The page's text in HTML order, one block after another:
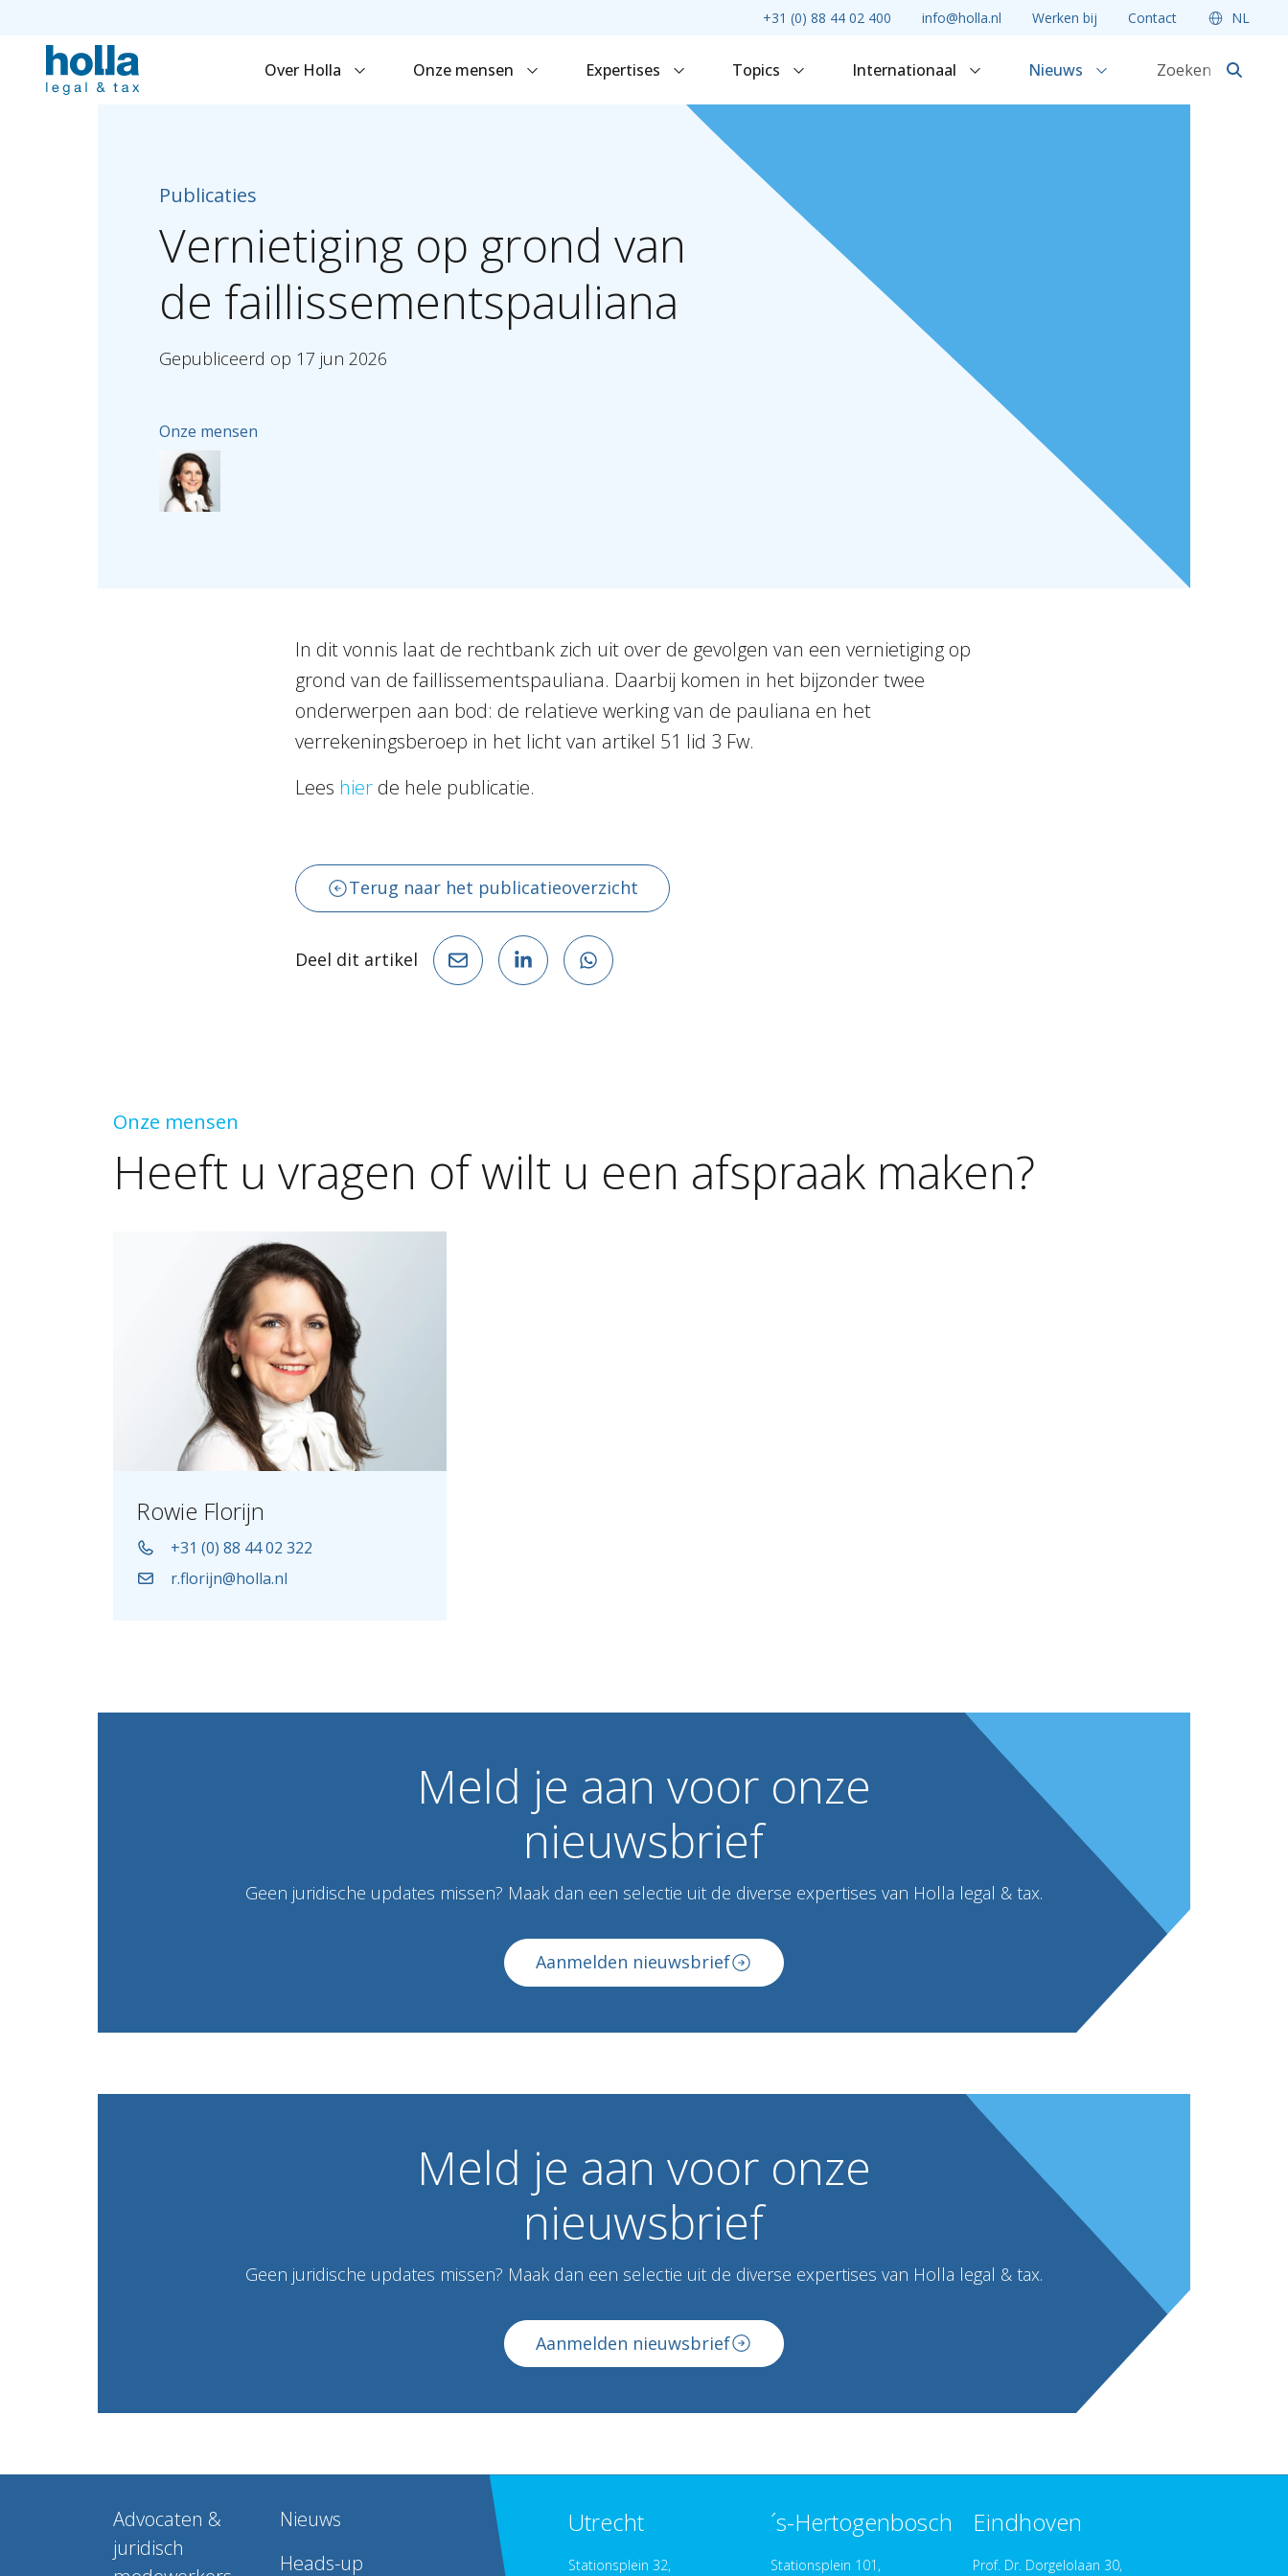
+31 (0) 88 44 02 400 info@holla.nl Werken bij Contact NL
Over Holla Onze mensen Expertises Topics Internationaal Nieuws
Publicaties
Vernietiging op grond van
de faillissementspauliana
Gepubliceerd op 17 jun 2026
Onze mensen
In dit vonnis laat de rechtbank zich uit over de gevolgen van een vernietiging op
grond van de faillissementspauliana. Daarbij komen in het bijzonder twee
onderwerpen aan bod: de relatieve werking van de pauliana en het
verrekeningsberoep in het licht van artikel 51 lid 3 Fw.
Lees hier de hele publicatie.
Terug naar het publicatieoverzicht
Deel dit artikel
Onze mensen
Heeft u vragen ofwilt u een afspraak maken?
Rowie Florijn
+31 (0) 88 44 02 322
r.florijn@holla.nl
Meld je aan voor onze
nieuwsbrief
Geen juridische updates missen? Maak dan een selectie uit de diverse expertises van Holla legal & tax.
Aanmelden nieuwsbrief
Meld je aan voor onze
nieuwsbrief
Geen juridische updates missen? Maak dan een selectie uit de diverse expertises van Holla legal & tax.
Aanmelden nieuwsbrief
Advocaten &
juridisch
Nieuws
Heads-up
Utrecht
Stationsplein 32,
´s-Hertogenbosch
Stationsplein 101,
Eindhoven
Prof. Dr. Dorgelolaan 30,